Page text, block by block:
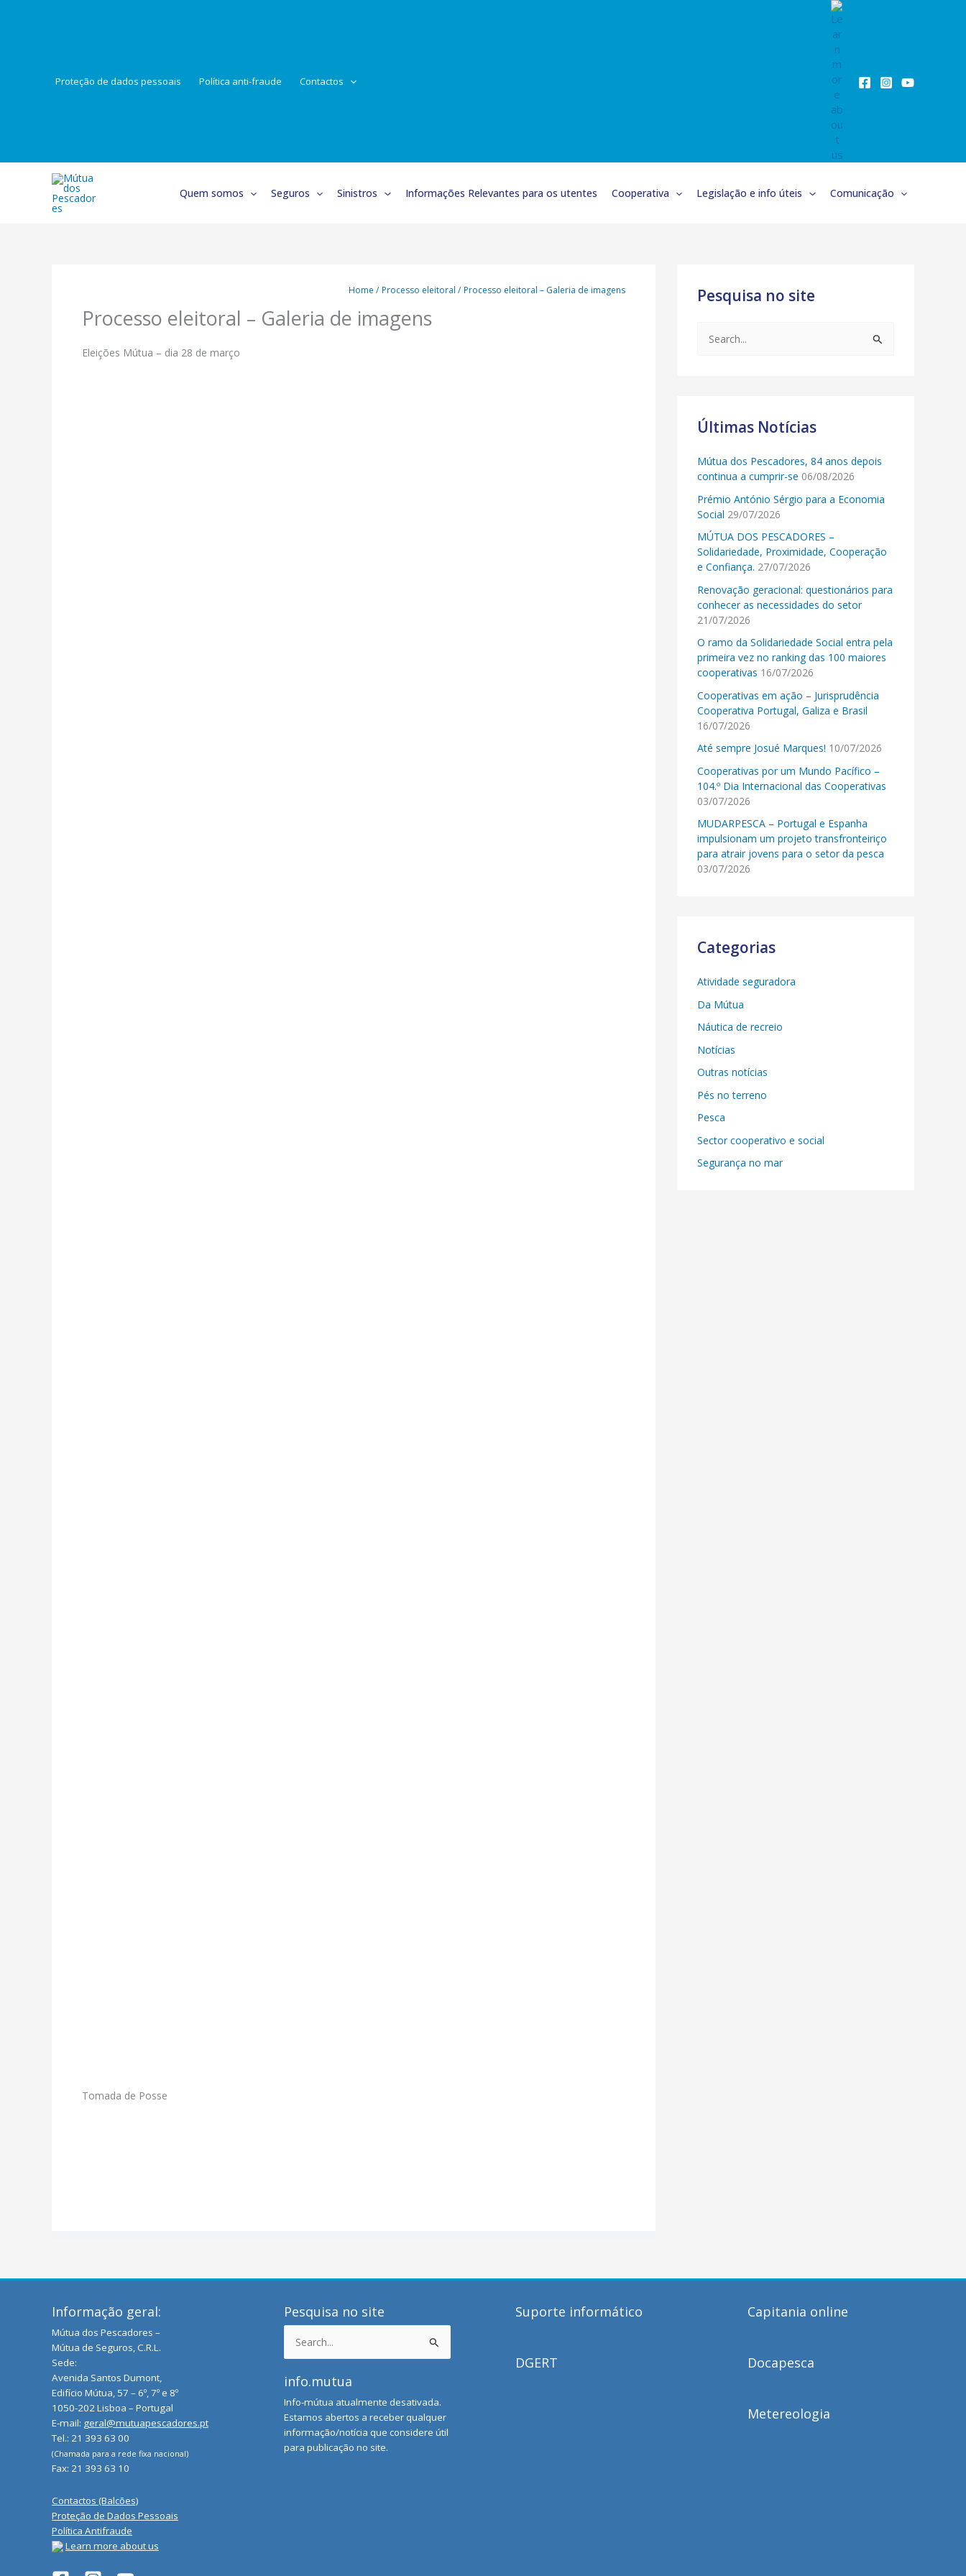
Proteção de dados pessoais Política anti-fraude Contactos
Quem somos Seguros Sinistros Informações Relevantes para os utentes Cooperativa Legislação e info úteis Comunicação
Home Processo eleitoral Processo eleitoral – Galeria de imagens
Processo eleitoral – Galeria de imagens
Eleições Mútua – dia 28 de março
Tomada de Posse
Pesquisa no site
c
f
o
r
:
Últimas Notícias
Mútua dos Pescadores, 84 anos depois
continua a cumprir-se 06/08/2026
Prémio António Sérgio para a Economia
Social 29/07/2026
MÚTUA DOS PESCADORES –
Solidariedade, Proximidade, Cooperação
e Confiança. 27/07/2026
Renovação geracional: questionários para
conhecer as necessidades do setor
21/07/2026
O ramo da Solidariedade Social entra pela
primeira vez no ranking das 100 maiores
cooperativas 16/07/2026
Cooperativas em ação – Jurisprudência
Cooperativa Portugal, Galiza e Brasil
16/07/2026
Até sempre Josué Marques! 10/07/2026
Cooperativas por um Mundo Pacífico –
104.º Dia Internacional das Cooperativas
03/07/2026
MUDARPESCA – Portugal e Espanha
impulsionam um projeto transfronteiriço
para atrair jovens para o setor da pesca
03/07/2026
Categorias
Atividade seguradora
Da Mútua
Náutica de recreio
Notícias
Outras notícias
Pés no terreno
Pesca
Sector cooperativo e social
Segurança no mar
Informação geral:
Mútua dos Pescadores –
Mútua de Seguros, C.R.L.
Sede:
Avenida Santos Dumont,
Edifício Mútua, 57 – 6º, 7º e 8º
1050-202 Lisboa – Portugal
E-mail: geral@mutuapescadores.pt
Tel.: 21 393 63 00
(Chamada para a rede fixa nacional)
Fax: 21 393 63 10
Contactos (Balcões)
Proteção de Dados Pessoais
Política Antifraude
Learn more about us
Pesquisa no site
Search
for:
info.mutua
Info-mútua atualmente desativada.
Estamos abertos a receber qualquer
informação/notícia que considere útil
para publicação no site.
Suporte informático
DGERT
Capitania online
Docapesca
Metereologia